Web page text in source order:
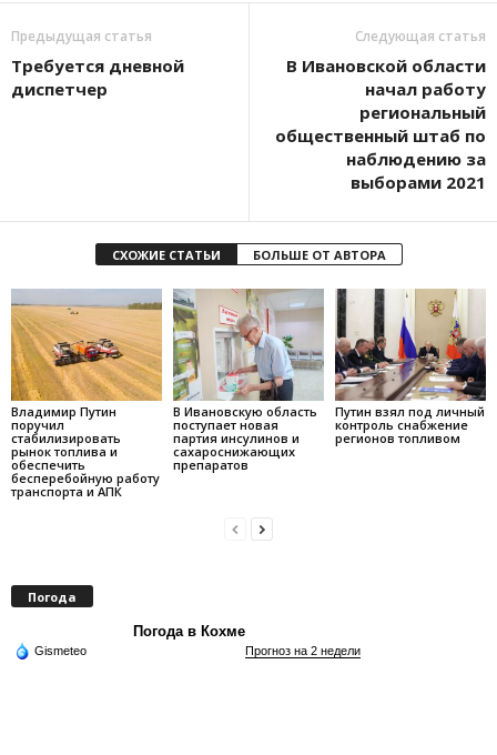
Предыдущая статья
Требуется дневной
диспетчер
Следующая статья
В Ивановской области
начал работу
региональный
общественный штаб по
наблюдению за
выборами 2021
СХОЖИЕ СТАТЬИ БОЛЬШЕ ОТ АВТОРА
Владимир Путин
поручил
стабилизировать
рынок топлива и
обеспечить
бесперебойную работу
транспорта и АПК
В Ивановскую область
поступает новая
партия инсулинов и
сахароснижающих
препаратов
Путин взял под личный
контроль снабжение
регионов топливом
Погода
Погода в Кохме
Gismeteo Прогноз на 2 недели